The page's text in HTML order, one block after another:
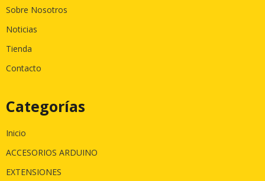
Sobre Nosotros
Noticias
Tienda
Contacto
Categorías
Inicio
ACCESORIOS ARDUINO
EXTENSIONES